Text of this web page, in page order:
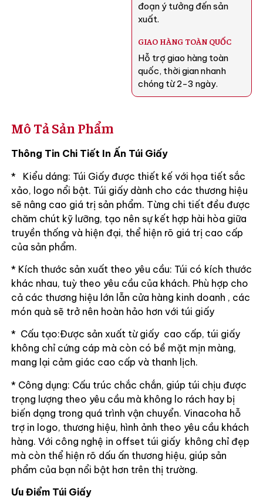
đoạn ý tưởng đến sản
xuất.
GIAO HÀNG TOÀN QUỐC
Hỗ trợ giao hàng toàn
quốc, thời gian nhanh
chóng từ 2-3 ngày.
Mô Tả Sản Phẩm
Thông Tin Chi Tiết In Ấn Túi Giấy
* Kiểu dáng: Túi Giấy được thiết kế với họa tiết sắc
xảo, logo nổi bật. Túi giấy dành cho các thương hiệu
sẽ nâng cao giá trị sản phẩm. Từng chi tiết đều được
chăm chút kỹ lưỡng, tạo nên sự kết hợp hài hòa giữa
truyền thống và hiện đại, thể hiện rõ giá trị cao cấp
của sản phẩm.
* Kích thước sản xuất theo yêu cầu: Túi có kích thước
khác nhau, tuỳ theo yêu cầu của khách. Phù hợp cho
cả các thương hiệu lớn lẫn cửa hàng kinh doanh , các
món quà sẽ trở nên hoàn hảo hơn với túi giấy
* Cấu tạo:Được sản xuất từ giấy cao cấp, túi giấy
không chỉ cứng cáp mà còn có bề mặt mịn màng,
mang lại cảm giác cao cấp và thanh lịch.
* Công dụng: Cấu trúc chắc chắn, giúp túi chịu được
trọng lượng theo yêu cầu mà không lo rách hay bị
biến dạng trong quá trình vận chuyển. Vinacoha hỗ
trợ in logo, thương hiệu, hình ảnh theo yêu cầu khách
hàng. Với công nghệ in offset túi giấy không chỉ đẹp
mà còn thể hiện rõ dấu ấn thương hiệu, giúp sản
phẩm của bạn nổi bật hơn trên thị trường.
Ưu Điểm Túi Giấy